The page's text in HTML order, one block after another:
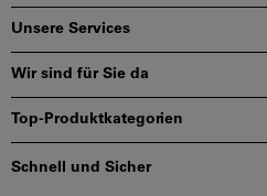
Unsere Services
Wir sind für Sie da
Top-Produktkategorien
Schnell und Sicher